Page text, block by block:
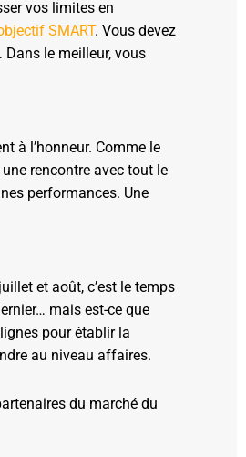
vos limites en
SMART. Vous devez
le meilleur, vous
à l’honneur. Comme le
rencontre avec tout le
performances. Une
et août, c’est le temps
mais est-ce que
pour établir la
au niveau affaires.
du marché du